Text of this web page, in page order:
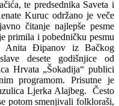
te predsednika Saveta i
Kuruc održano je veče
čitanje najlepše pesme
primila i pobedničku pesmu
Anita Đipanov iz Bačkog
desete godišnjice od
Hrvata „Šokadija“ publici
programom. Prisutne je
Ljerka Alajbeg. Često
potom smenjivali folkloraši,